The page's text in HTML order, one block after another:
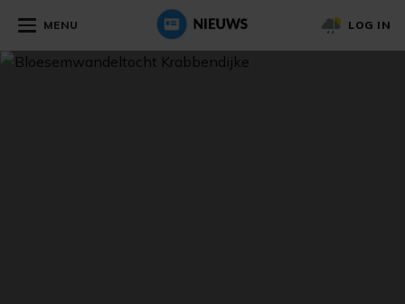
MENU LOG IN